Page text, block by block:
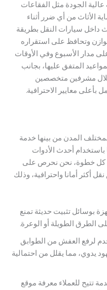
مثل الفقاعات
من أي ضرر أثناء
النقل بطريقة
على استقراره
وفي الأوقات
عليها، بجانب
متخصصين
الاحترافية.
من بينها خدمة
أحدث الأدوات
نحن نحرص على
واحترافية، وذلك
تثبيت حديثة تمنع
الطويلة أو الوعرة.
العفش من الطوابق
مما يقلل من احتمالية
معرفة موقع